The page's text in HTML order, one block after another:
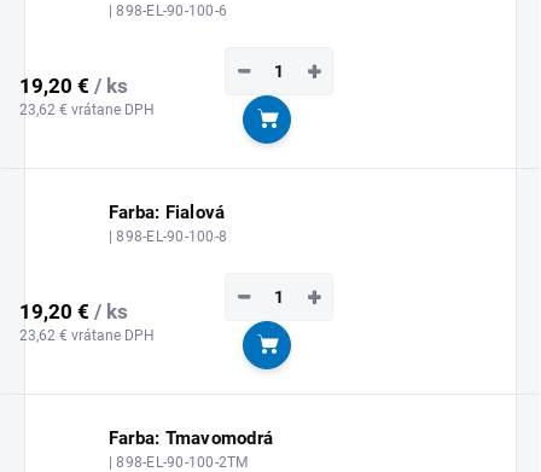
| 898-EL-90-100-6
19,20 € / ks
23,62 € vrátane DPH
+
−
Do košíka
Farba: Fialová
| 898-EL-90-100-8
19,20 € / ks
23,62 € vrátane DPH
+
−
Do košíka
Farba: Tmavomodrá
| 898-EL-90-100-2TM